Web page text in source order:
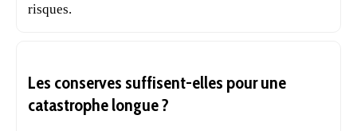
risques.
Les conserves suffisent-elles pour une
catastrophe longue ?